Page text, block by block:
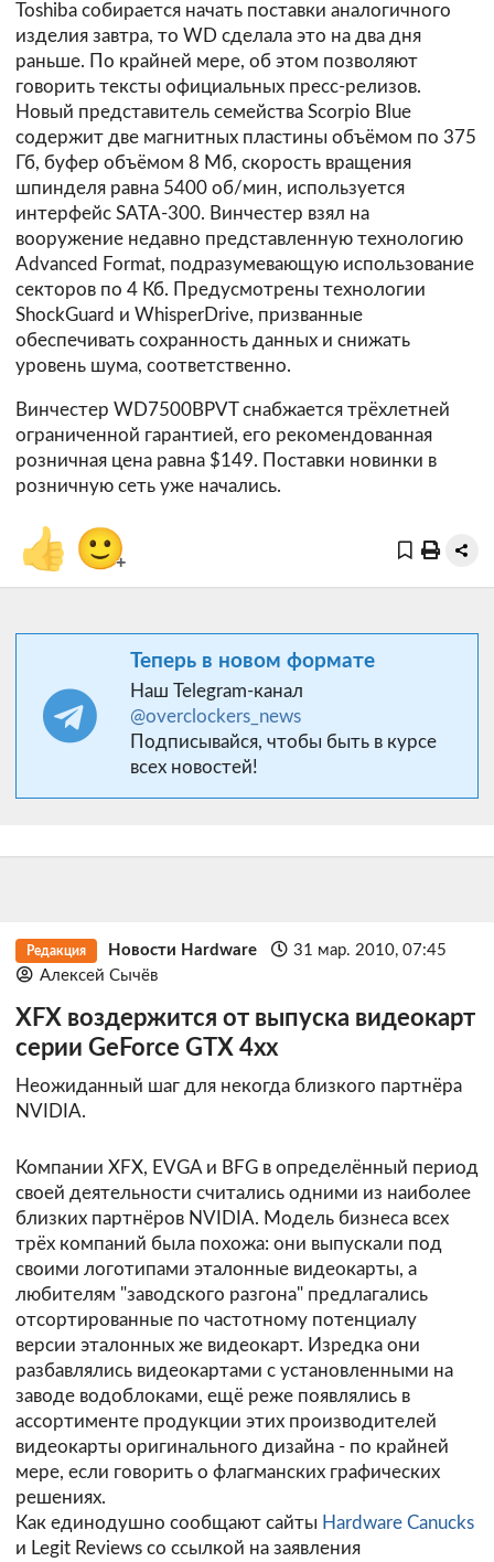
Toshiba собирается начать поставки аналогичного
изделия завтра, то WD сделала это на два дня
раньше. По крайней мере, об этом позволяют
говорить тексты официальных пресс-релизов.
Новый представитель семейства Scorpio Blue
содержит две магнитных пластины объёмом по 375
Гб, буфер объёмом 8 Мб, скорость вращения
шпинделя равна 5400 об/мин, используется
интерфейс SATA-300. Винчестер взял на
вооружение недавно представленную технологию
Advanced Format, подразумевающую использование
секторов по 4 Кб. Предусмотрены технологии
ShockGuard и WhisperDrive, призванные
обеспечивать сохранность данных и снижать
уровень шума, соответственно.
Винчестер WD7500BPVT снабжается трёхлетней
ограниченной гарантией, его рекомендованная
розничная цена равна $149. Поставки новинки в
розничную сеть уже начались.
👍 🙂+
Теперь в новом формате
Наш Telegram-канал
@overclockers_news
Подписывайся, чтобы быть в курсе
всех новостей!
Редакция Новости Hardware
31 мар. 2010, 07:45
Алексей Сычёв
XFX воздержится от выпуска видеокарт
серии GeForce GTX 4xx
Неожиданный шаг для некогда близкого партнёра
NVIDIA.
Компании XFX, EVGA и BFG в определённый период
своей деятельности считались одними из наиболее
близких партнёров NVIDIA. Модель бизнеса всех
трёх компаний была похожа: они выпускали под
своими логотипами эталонные видеокарты, а
любителям "заводского разгона" предлагались
отсортированные по частотному потенциалу
версии эталонных же видеокарт. Изредка они
разбавлялись видеокартами с установленными на
заводе водоблоками, ещё реже появлялись в
ассортименте продукции этих производителей
видеокарты оригинального дизайна - по крайней
мере, если говорить о флагманских графических
решениях.
Как единодушно сообщают сайты Hardware Canucks
и Legit Reviews со ссылкой на заявления